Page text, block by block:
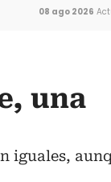
08 ago 2026
una
iguales,